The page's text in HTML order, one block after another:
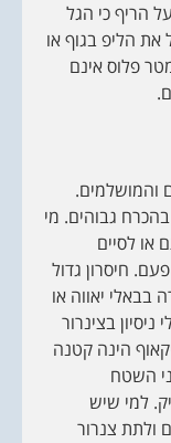
הריף כי הגל
הליפ בגוף או
פלוס אינם
והמושלמים.
גבוהים. מי
או לסיים
חיסרון גדול
בבאלי יאווה או
בצינרור
הינה קטנה
השטח
למי שיש
ולתת צנרור